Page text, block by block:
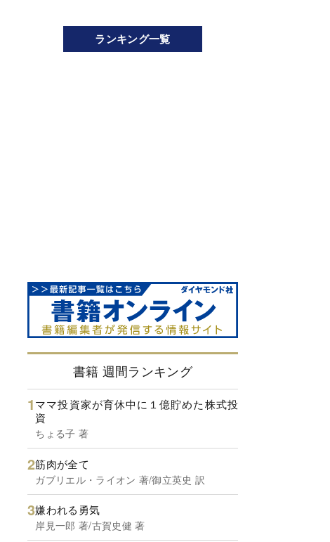
ランキング一覧
書籍 週間ランキング
ママ投資家が育休中に１億貯めた株式投
資
ちょる子 著
筋肉が全て
ガブリエル・ライオン 著/御立英史 訳
嫌われる勇気
岸見一郎 著/古賀史健 著